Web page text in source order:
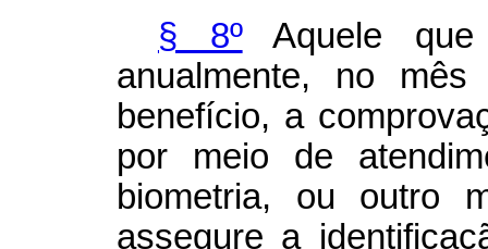
§ 8ºAquele que
anualmente, no
benefício, a
por meio de
biometria, ou outro
assegure a